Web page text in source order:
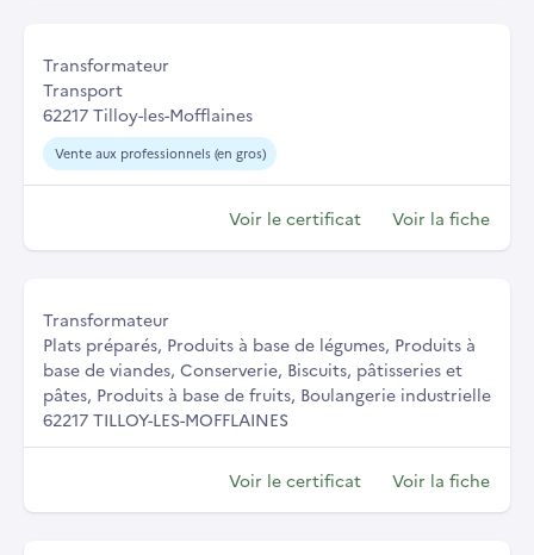
Transformateur
Transport
62217 Tilloy-les-Mofflaines
Vente aux professionnels (en gros)
Voir le certificat Voir la fiche
Transformateur
Plats préparés, Produits à base de légumes, Produits à
base de viandes, Conserverie, Biscuits, pâtisseries et
pâtes, Produits à base de fruits, Boulangerie industrielle
62217 TILLOY-LES-MOFFLAINES
Voir le certificat Voir la fiche